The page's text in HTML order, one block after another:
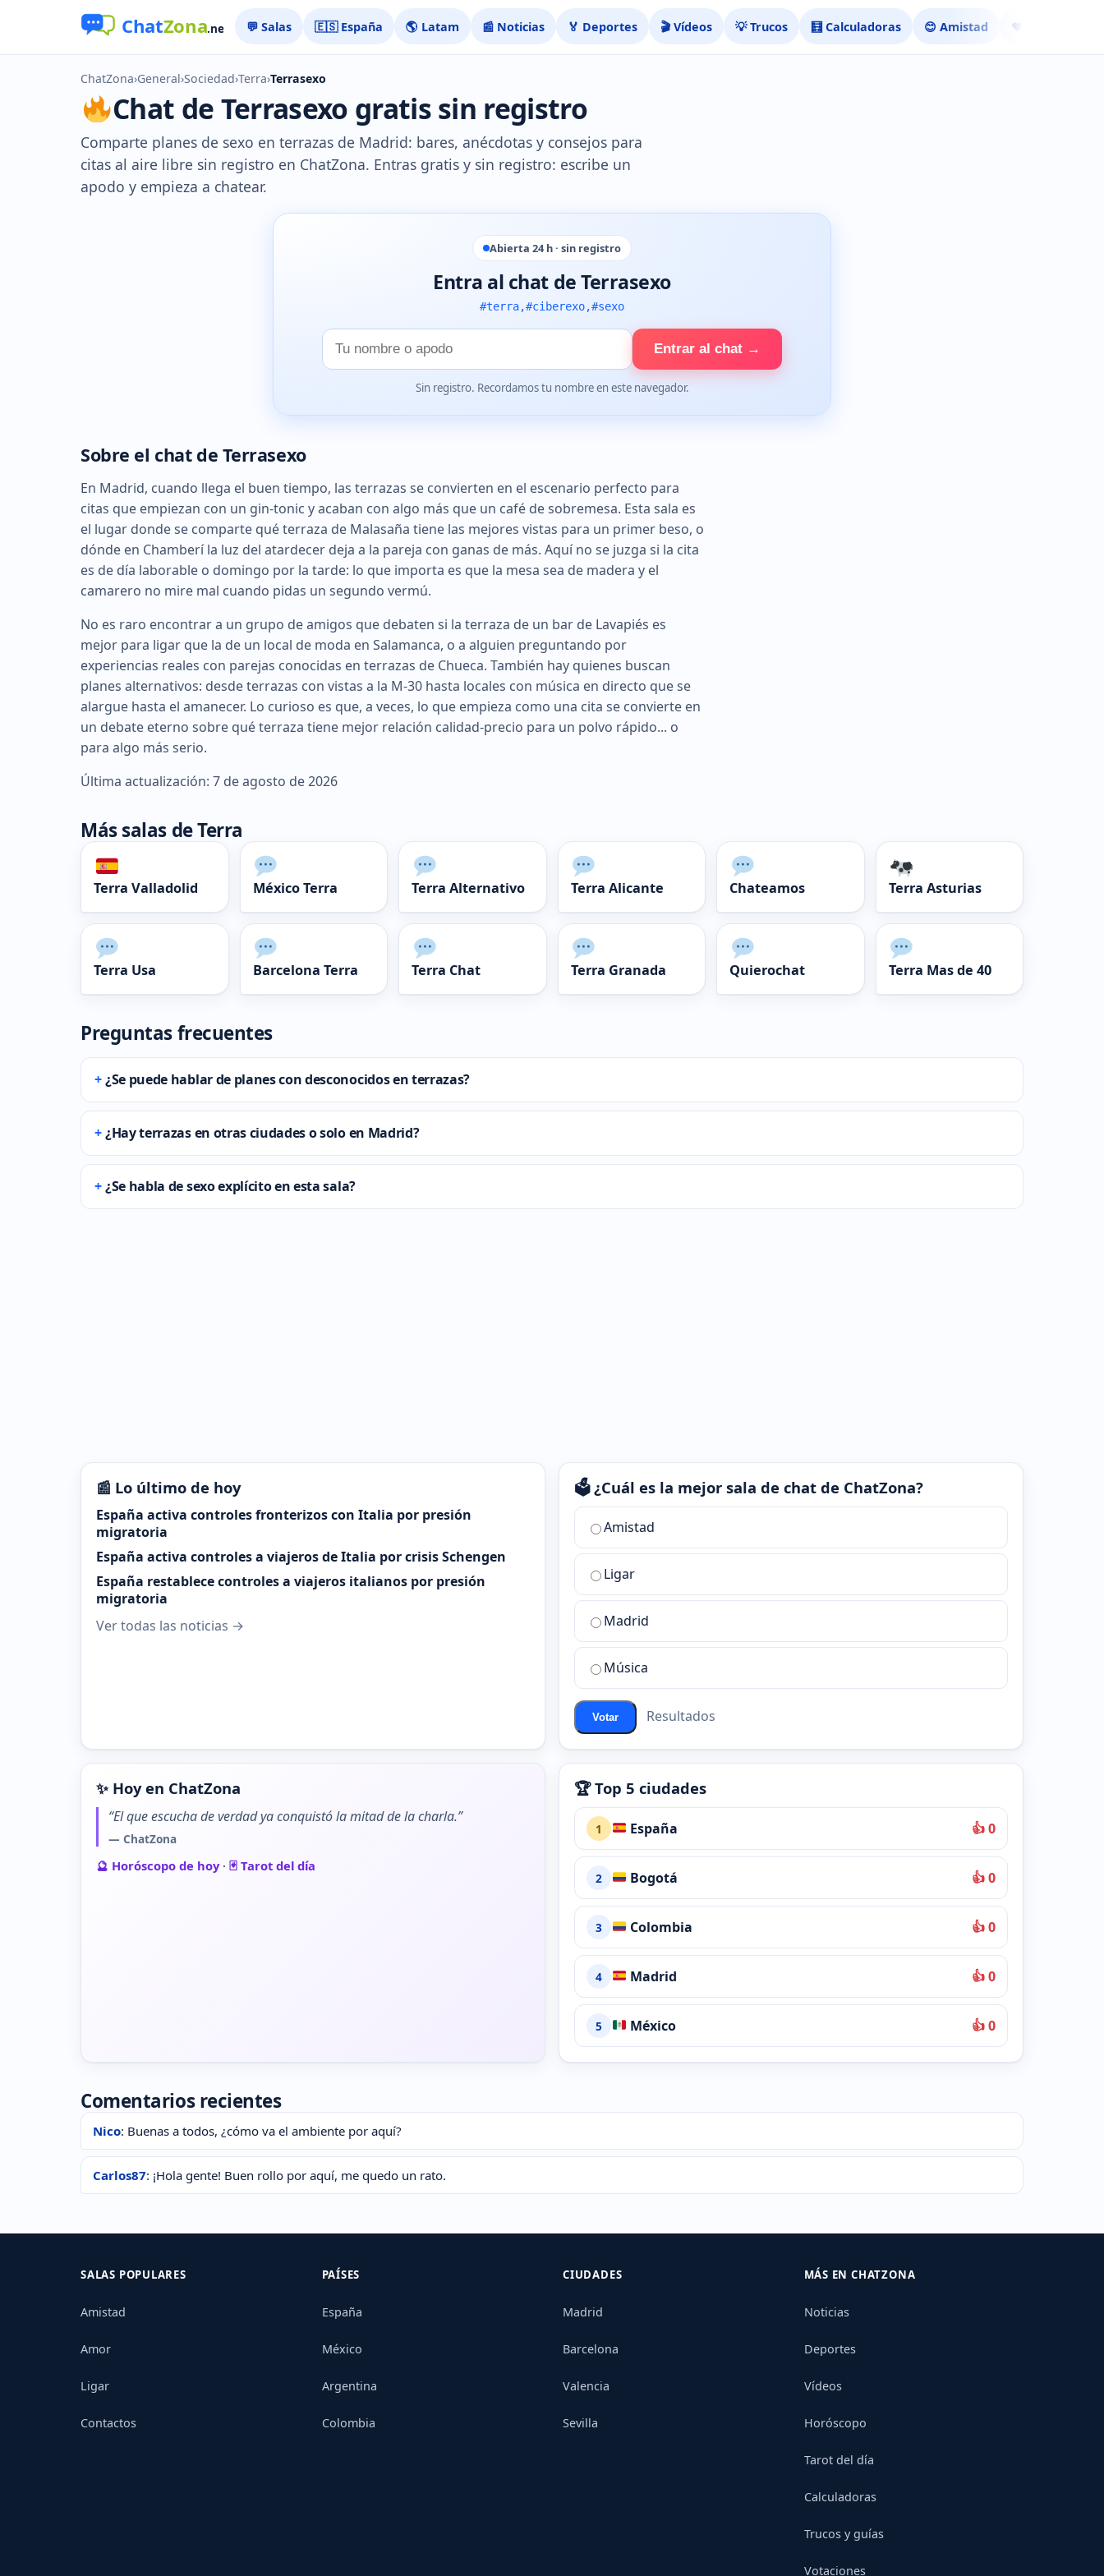
💬 Salas 🇪🇸 España 🌎 Latam 📰 Noticias 🏅 Deportes 🎬 Vídeos 💡 Trucos 🧮 Calculadoras 😊 Amistad ❤️ Ligar
ChatZona›General›Sociedad›Terra›Terrasexo
Chat de Terrasexo gratis sin registro
Comparte planes de sexo en terrazas de Madrid: bares, anécdotas y consejos para
citas al aire libre sin registro en ChatZona. Entras gratis y sin registro: escribe un
apodo y empieza a chatear.
Abierta 24 h · sin registro
Entra al chat de Terrasexo
#terra,#ciberexo,#sexo
Tu
nombre
Entrar al chat →
Sin registro. Recordamos tu nombre en este navegador.
Sobre el chat de Terrasexo
En Madrid, cuando llega el buen tiempo, las terrazas se convierten en el escenario perfecto para
citas que empiezan con un gin-tonic y acaban con algo más que un café de sobremesa. Esta sala es
el lugar donde se comparte qué terraza de Malasaña tiene las mejores vistas para un primer beso, o
dónde en Chamberí la luz del atardecer deja a la pareja con ganas de más. Aquí no se juzga si la cita
es de día laborable o domingo por la tarde: lo que importa es que la mesa sea de madera y el
camarero no mire mal cuando pidas un segundo vermú.
No es raro encontrar a un grupo de amigos que debaten si la terraza de un bar de Lavapiés es
mejor para ligar que la de un local de moda en Salamanca, o a alguien preguntando por
experiencias reales con parejas conocidas en terrazas de Chueca. También hay quienes buscan
planes alternativos: desde terrazas con vistas a la M-30 hasta locales con música en directo que se
alargue hasta el amanecer. Lo curioso es que, a veces, lo que empieza como una cita se convierte en
un debate eterno sobre qué terraza tiene mejor relación calidad-precio para un polvo rápido... o
para algo más serio.
Última actualización: 7 de agosto de 2026
Más salas de Terra
Terra Valladolid México Terra Terra Alternativo Terra Alicante Chateamos Terra Asturias
Terra Usa Barcelona Terra Terra Chat Terra Granada Quierochat Terra Mas de 40
Preguntas frecuentes
¿Se puede hablar de planes con desconocidos en terrazas?
¿Hay terrazas en otras ciudades o solo en Madrid?
¿Se habla de sexo explícito en esta sala?
📰 Lo último de hoy
España activa controles fronterizos con Italia por presión
migratoria
España activa controles a viajeros de Italia por crisis Schengen
España restablece controles a viajeros italianos por presión
migratoria
Ver todas las noticias →
🗳️ ¿Cuál es la mejor sala de chat de ChatZona?
¿Cuál
la
mejor
sala
chat
ChatZona?
Amistad
Ligar
Madrid
Música
Votar Resultados
✨ Hoy en ChatZona
“El que escucha de verdad ya conquistó la mitad de la charla.”
— ChatZona
🔮 Horóscopo de hoy· 🃏 Tarot del día
🏆 Top 5 ciudades
1 España 👍 0
2 Bogotá 👍 0
3 Colombia 👍 0
4 Madrid 👍 0
5 México 👍 0
Comentarios recientes
Nico: Buenas a todos, ¿cómo va el ambiente por aquí?
Carlos87: ¡Hola gente! Buen rollo por aquí, me quedo un rato.
SALAS POPULARES
Amistad
Amor
Ligar
Contactos
PAÍSES
España
México
Argentina
Colombia
CIUDADES
Madrid
Barcelona
Valencia
Sevilla
MÁS EN CHATZONA
Noticias
Deportes
Vídeos
Horóscopo
Tarot del día
Calculadoras
Trucos y guías
Votaciones